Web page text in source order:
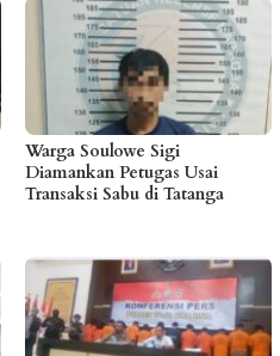
Warga Soulowe Sigi
Diamankan Petugas Usai
Transaksi Sabu di Tatanga